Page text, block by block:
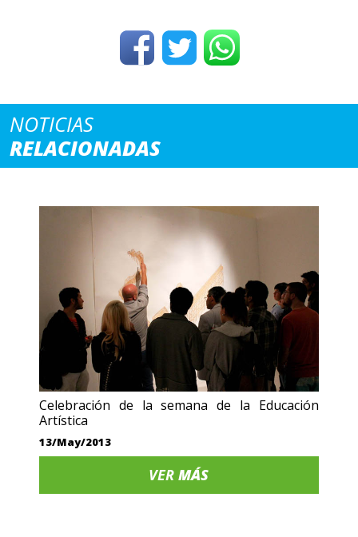
NOTICIAS
RELACIONADAS
Celebración de la semana de la Educación
Artística
13/May/2013
VERMÁS